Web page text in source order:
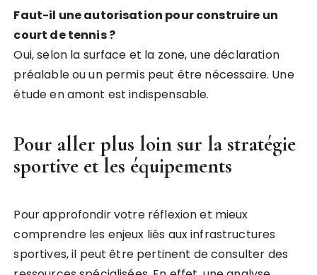
Faut-il une autorisation pour construire un
court de tennis ?
Oui, selon la surface et la zone, une déclaration
préalable ou un permis peut être nécessaire. Une
étude en amont est indispensable.
Pour aller plus loin sur la stratégie
sportive et les équipements
Pour approfondir votre réflexion et mieux
comprendre les enjeux liés aux infrastructures
sportives, il peut être pertinent de consulter des